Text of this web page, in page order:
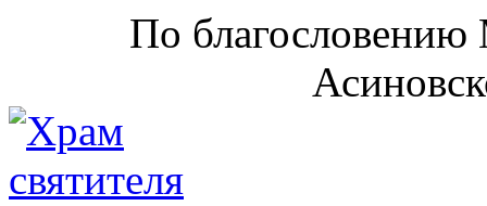
По благословению